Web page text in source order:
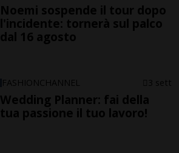
Noemi sospende il tour dopo
l'incidente: tornerà sul palco
dal 16 agosto
FASHIONCHANNEL 3 sett
Wedding Planner: fai della
tua passione il tuo lavoro!